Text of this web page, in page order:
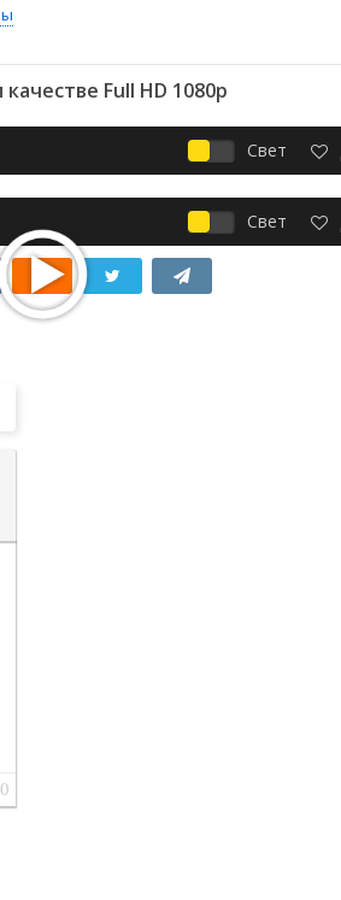
Full HD 1080p
Свет
Свет
0